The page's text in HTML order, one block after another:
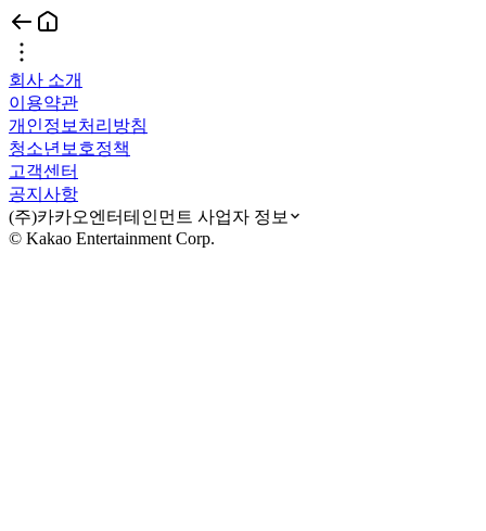
회사 소개
이용약관
개인정보처리방침
청소년보호정책
고객센터
공지사항
(주)카카오엔터테인먼트 사업자 정보
© Kakao Entertainment Corp.